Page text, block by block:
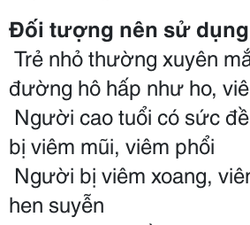
Đối tượng nên sử
đường hô hấp như ho,
bị viêm mũi, viêm phổi
hen suyễn